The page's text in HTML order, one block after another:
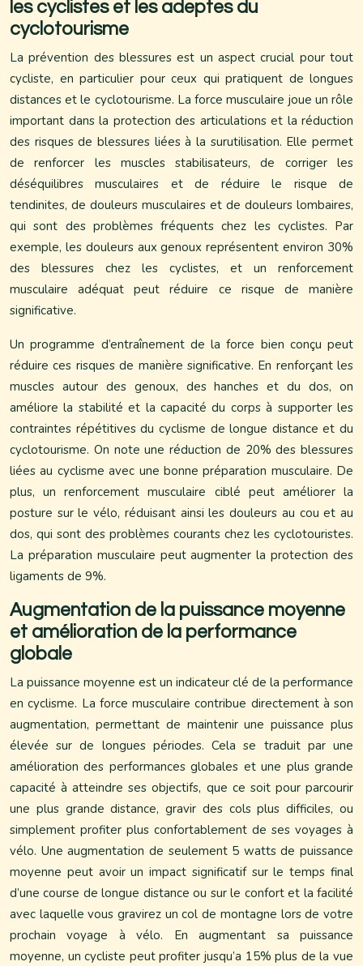
les cyclistes et les adeptes du
cyclotourisme
La prévention des blessures est un aspect crucial pour tout
cycliste, en particulier pour ceux qui pratiquent de longues
distances et le cyclotourisme. La force musculaire joue un rôle
important dans la protection des articulations et la réduction
des risques de blessures liées à la surutilisation. Elle permet
de renforcer les muscles stabilisateurs, de corriger les
déséquilibres musculaires et de réduire le risque de
tendinites, de douleurs musculaires et de douleurs lombaires,
qui sont des problèmes fréquents chez les cyclistes. Par
exemple, les douleurs aux genoux représentent environ 30%
des blessures chez les cyclistes, et un renforcement
musculaire adéquat peut réduire ce risque de manière
significative.
Un programme d’entraînement de la force bien conçu peut
réduire ces risques de manière significative. En renforçant les
muscles autour des genoux, des hanches et du dos, on
améliore la stabilité et la capacité du corps à supporter les
contraintes répétitives du cyclisme de longue distance et du
cyclotourisme. On note une réduction de 20% des blessures
liées au cyclisme avec une bonne préparation musculaire. De
plus, un renforcement musculaire ciblé peut améliorer la
posture sur le vélo, réduisant ainsi les douleurs au cou et au
dos, qui sont des problèmes courants chez les cyclotouristes.
La préparation musculaire peut augmenter la protection des
ligaments de 9%.
Augmentation de la puissance moyenne
et amélioration de la performance
globale
La puissance moyenne est un indicateur clé de la performance
en cyclisme. La force musculaire contribue directement à son
augmentation, permettant de maintenir une puissance plus
élevée sur de longues périodes. Cela se traduit par une
amélioration des performances globales et une plus grande
capacité à atteindre ses objectifs, que ce soit pour parcourir
une plus grande distance, gravir des cols plus difficiles, ou
simplement profiter plus confortablement de ses voyages à
vélo. Une augmentation de seulement 5 watts de puissance
moyenne peut avoir un impact significatif sur le temps final
d’une course de longue distance ou sur le confort et la facilité
avec laquelle vous gravirez un col de montagne lors de votre
prochain voyage à vélo. En augmentant sa puissance
moyenne, un cycliste peut profiter jusqu’a 15% plus de la vue